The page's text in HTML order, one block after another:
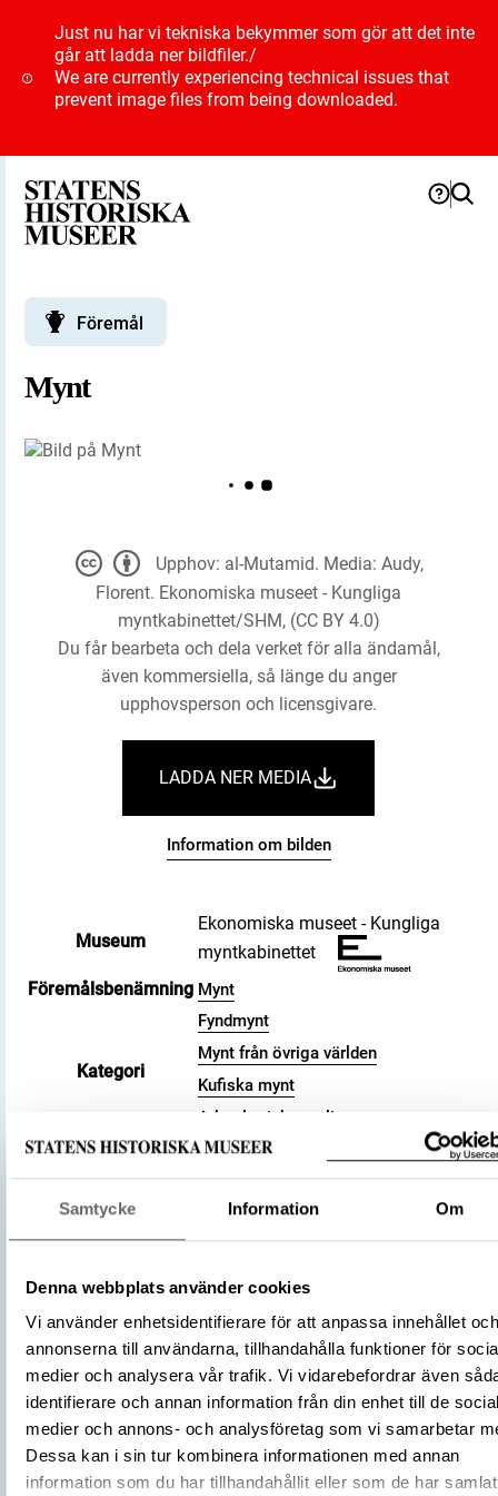
Samtycke Information Om
Denna webbplats använder cookies
Vi använder enhetsidentifierare för att anpassa innehållet och
annonserna till användarna, tillhandahålla funktioner för
medier och analysera vår trafik. Vi vidarebefordrar även
identifierare och annan information från din enhet till de
medier och annons- och analysföretag som vi samarbetar
Dessa kan i sin tur kombinera informationen med annan
information som du har tillhandahållit eller som de har
Just nu har vi tekniska bekymmer som gör att det inte
går att ladda ner bildfiler./
We are currently experiencing technical issues that
prevent image files from being downloaded.
Föremål
Mynt
Museum
Ekonomiska museet - Kungliga
myntkabinettet
Föremålsbenämning Mynt
Kategori
Fyndmynt
Mynt från övriga världen
Kufiska mynt
Arkeologisk samling
Valör
dirham
Material
Silver
Storlek
Vikt 4.15 g
886 (?) – 887 (?)
Tidsperiod
Vikingatid
Tillverkningsplats
Kalifatet
Banijuridiska riket
Andaraba
al-Mutamid(Myntherre)
Sa'id ibn Shu'ayb(Myntherre)
Upphov: al-Mutamid. Media: Audy,
Florent. Ekonomiska museet - Kungliga
myntkabinettet/SHM, (CC BY 4.0)
Du får bearbeta och dela verket för alla ändamål,
även kommersiella, så länge du anger
upphovsperson och licensgivare.
LADDA NER MEDIA
Information om bilden